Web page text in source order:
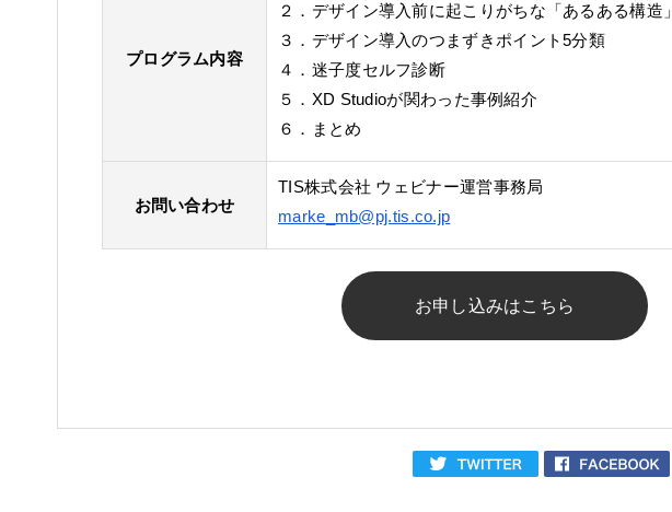
プログラム内容
２．デザイン導入前に起こりがちな「あるある構造」
３．デザイン導入のつまずきポイント5分類
４．迷子度セルフ診断
５．XD Studioが関わった事例紹介
６．まとめ
お問い合わせ
TIS株式会社 ウェビナー運営事務局
marke_mb@pj.tis.co.jp
お申し込みはこちら